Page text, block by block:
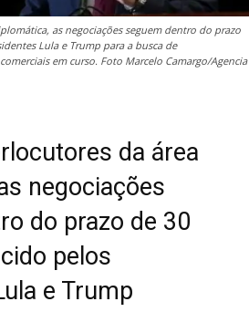
as negociações seguem dentro do prazo
Lula e Trump para a busca de
em curso. Foto Marcelo Camargo/Agencia
da área
negociações
do prazo de 30
pelos
e Trump